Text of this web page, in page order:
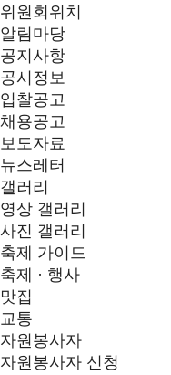
위원회위치
알림마당
공지사항
공시정보
입찰공고
채용공고
보도자료
뉴스레터
갤러리
영상 갤러리
사진 갤러리
축제 가이드
축제 · 행사
맛집
교통
자원봉사자
자원봉사자 신청